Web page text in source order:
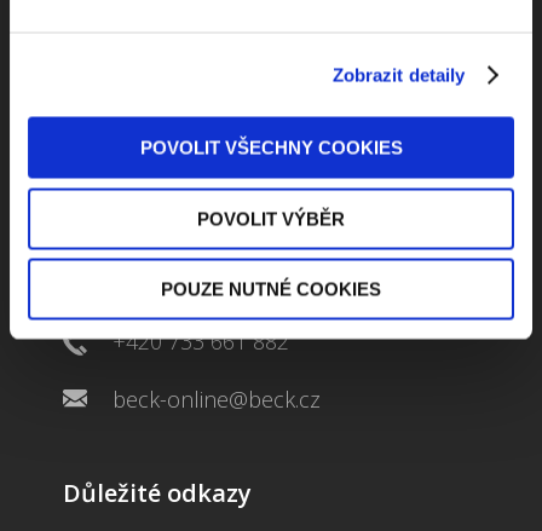
Zobrazit detaily
POVOLIT VŠECHNY COOKIES
POVOLIT VÝBĚR
POUZE NUTNÉ COOKIES
Kontaktuje nás
Jungmannova 34, 110 00 Praha
+420 733 661 882
beck-online@beck.cz
Důležité odkazy